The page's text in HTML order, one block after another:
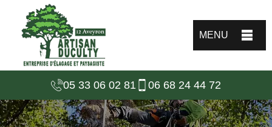
MENU
05 33 06 02 81 06 68 24 44 72